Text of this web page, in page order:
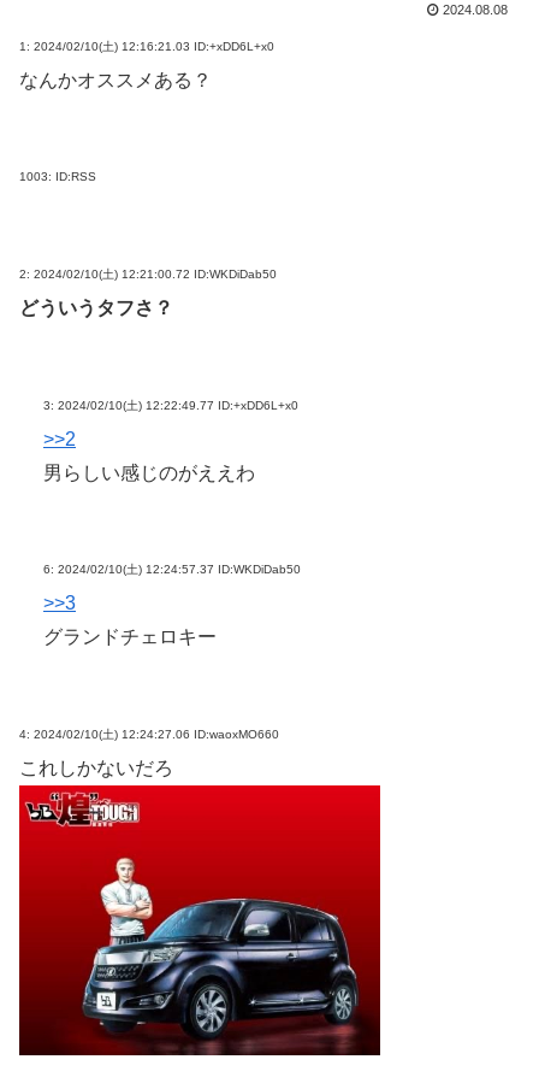
2024.08.08
1: 2024/02/10(土) 12:16:21.03 ID:+xDD6L+x0
なんかオススメある？
1003: ID:RSS
2: 2024/02/10(土) 12:21:00.72 ID:WKDiDab50
どういうタフさ？
3: 2024/02/10(土) 12:22:49.77 ID:+xDD6L+x0
>>2
男らしい感じのがええわ
6: 2024/02/10(土) 12:24:57.37 ID:WKDiDab50
>>3
グランドチェロキー
4: 2024/02/10(土) 12:24:27.06 ID:waoxMO660
これしかないだろ